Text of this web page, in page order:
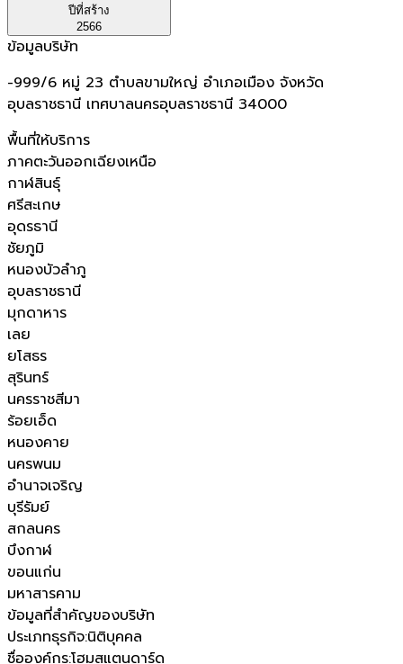
ปีที่สร้าง
2566
ข้อมูลบริษัท
-999/6​ หมู่​ 23​ ตำบลขามใหญ่​ อำเภอเมือง​ จังหวัด
อุบลราชธานี เทศบาลนครอุบลราชธานี 34000
พื้นที่ให้บริการ
ภาคตะวันออกเฉียงเหนือ
กาฬสินธุ์
ศรีสะเกษ
อุดรธานี
ชัยภูมิ
หนองบัวลำภู
อุบลราชธานี
มุกดาหาร
เลย
ยโสธร
สุรินทร์
นครราชสีมา
ร้อยเอ็ด
หนองคาย
นครพนม
อำนาจเจริญ
บุรีรัมย์
สกลนคร
บึงกาฬ
ขอนแก่น
มหาสารคาม
ข้อมูลที่สำคัญของบริษัท
ประเภทธุรกิจ:นิติบุคคล
ชื่อองค์กร:โฮมสแตนดาร์ด